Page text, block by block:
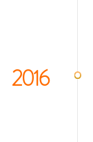
2016